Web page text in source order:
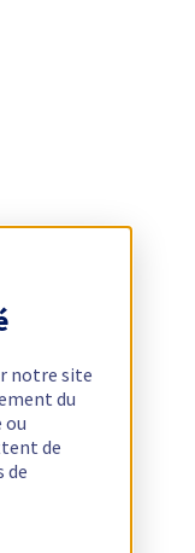
notre site
du
ou
de
de